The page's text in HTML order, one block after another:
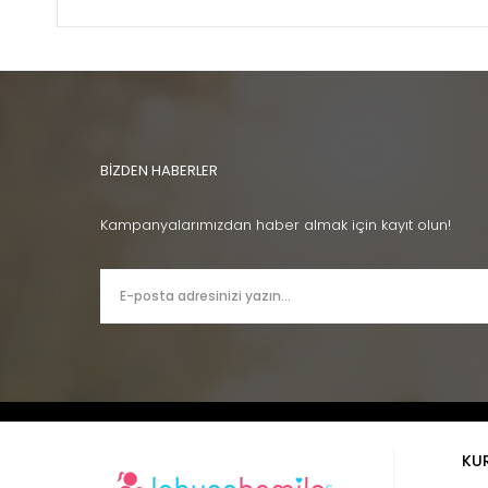
BİZDEN HABERLER
Kampanyalarımızdan haber almak için kayıt olun!